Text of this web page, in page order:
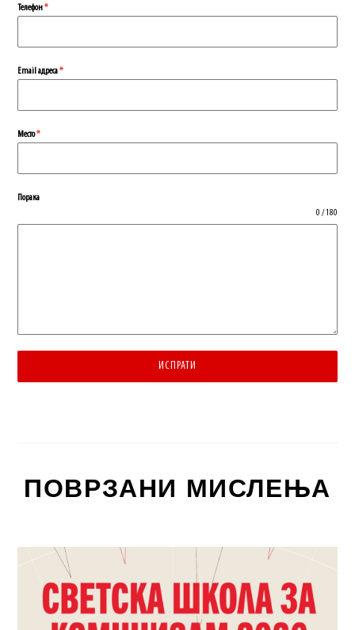
Телефон*
Еmail адреса*
Место*
Порака
0 / 180
ИСПРАТИ
ПОВРЗАНИ МИСЛЕЊА